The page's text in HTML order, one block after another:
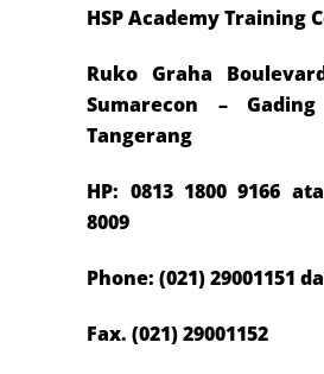
HSP Academy Training
Ruko Graha
Sumarecon –
Tangerang
HP: 0813 1800 9166
8009
Phone: (021) 29001151
Fax. (021) 29001152